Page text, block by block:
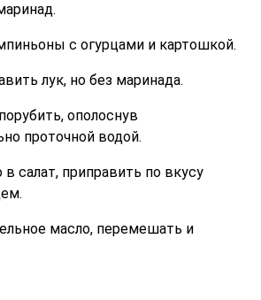
с огурцами и картошкой.
лук, но без маринада.
ополоснув
проточной водой.
салат, приправить по вкусу
масло, перемешать и